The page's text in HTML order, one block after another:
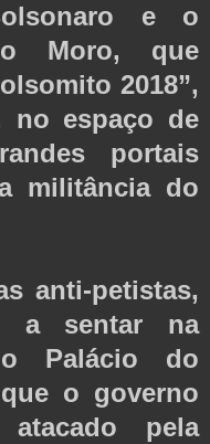
e o
Moro, que
2018”,
no espaço de
portais
militância do
anti-petistas,
a sentar na
Palácio do
o governo
atacado pela